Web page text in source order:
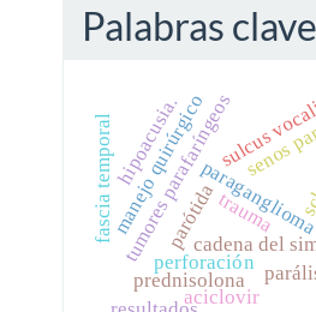
Palabras clave
tumores parafaríngeoscadena del
manejo quirúrgico senos
perforación
trauma
hipoacusia. sulcus
fascia temporal
prednisolona
aciclovir
parótida